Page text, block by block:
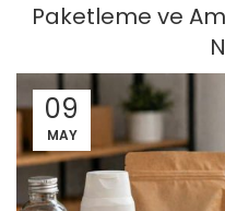
Paketleme ve
09
MAY